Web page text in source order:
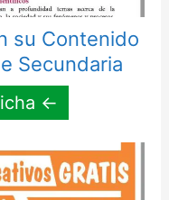
su Contenido
Secundaria
←